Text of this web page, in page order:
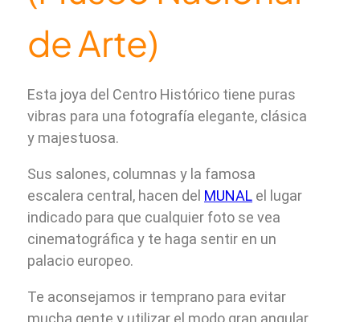
de Arte)
Esta joya del Centro Histórico tiene puras
vibras para una fotografía elegante, clásica
y majestuosa.
Sus salones, columnas y la famosa
escalera central, hacen del MUNAL el lugar
indicado para que cualquier foto se vea
cinematográfica y te haga sentir en un
palacio europeo.
Te aconsejamos ir temprano para evitar